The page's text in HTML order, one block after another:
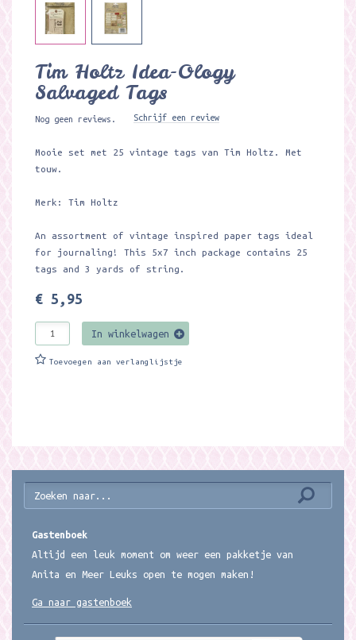
Tim Holtz Idea-Ology
Salvaged Tags
Nog geen reviews. Schrijf een review
Mooie set met 25 vintage tags van Tim Holtz. Met
touw.
Merk: Tim Holtz
An assortment of vintage inspired paper tags ideal
for journaling! This 5x7 inch package contains 25
tags and 3 yards of string.
€ 5,95
In winkelwagen
Toevoegen aan verlanglijstje
Gastenboek
Altijd een leuk moment om weer een pakketje van
Anita en Meer Leuks open te mogen maken!
Ga naar gastenboek